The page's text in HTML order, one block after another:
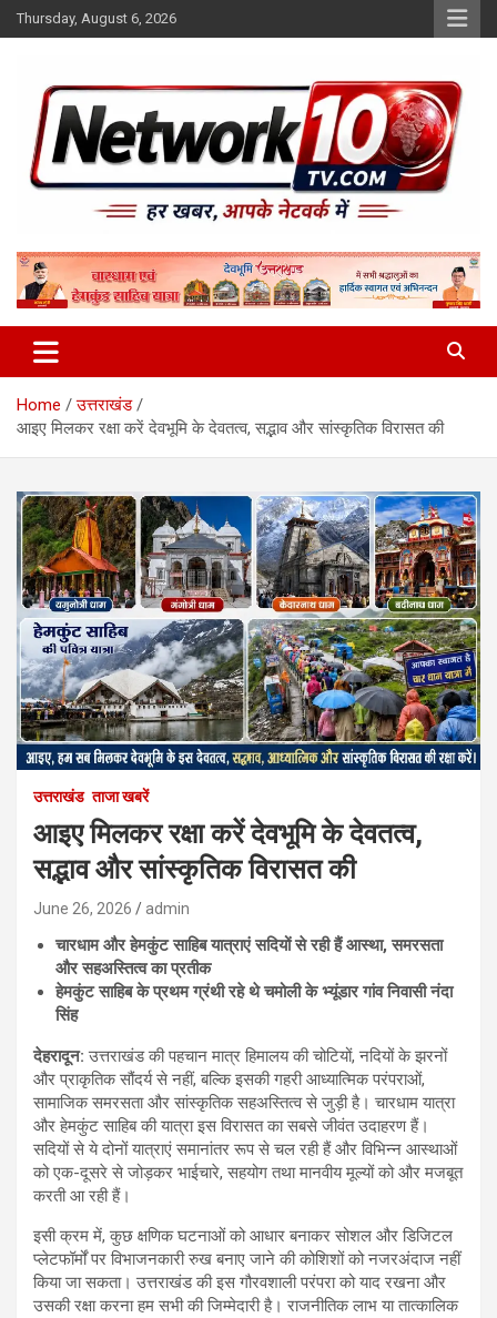
Skip
to
Thursday, August 6, 2026
Network10tv
Home
उत्तराखंड
आइए मिलकर रक्षा करें देवभूमि के देवतत्व, सद्भाव और सांस्कृतिक विरासत की
उत्तराखंड ताजा खबरें
आइए मिलकर रक्षा करें देवभूमि के देवतत्व,
सद्भाव और सांस्कृतिक विरासत की
June 26, 2026 admin
चारधाम और हेमकुंट साहिब यात्राएं सदियों से रही हैं आस्था,समरसता
और सहअस्तित्व का प्रतीक
हेमकुंट साहिब के प्रथम ग्रंथी रहे थे चमोली के भ्यूंडार गांव निवासी नंदा
सिंह
देहरादून: उत्तराखंड की पहचान मात्र हिमालय की चोटियों, नदियों के झरनों
और प्राकृतिक सौंदर्य से नहीं, बल्कि इसकी गहरी आध्यात्मिक परंपराओं,
सामाजिक समरसता और सांस्कृतिक सहअस्तित्व से जुड़ी है। चारधाम यात्रा
और हेमकुंट साहिब की यात्रा इस विरासत का सबसे जीवंत उदाहरण हैं।
सदियों से ये दोनों यात्राएं समानांतर रूप से चल रही हैं और विभिन्न आस्थाओं
को एक-दूसरे से जोड़कर भाईचारे, सहयोग तथा मानवीय मूल्यों को और मजबूत
करती आ रही हैं।
इसी क्रम में, कुछ क्षणिक घटनाओं को आधार बनाकर सोशल और डिजिटल
प्लेटफॉर्मों पर विभाजनकारी रुख बनाए जाने की कोशिशों को नजरअंदाज नहीं
किया जा सकता। उत्तराखंड की इस गौरवशाली परंपरा को याद रखना और
उसकी रक्षा करना हम सभी की जिम्मेदारी है। राजनीतिक लाभ या तात्कालिक